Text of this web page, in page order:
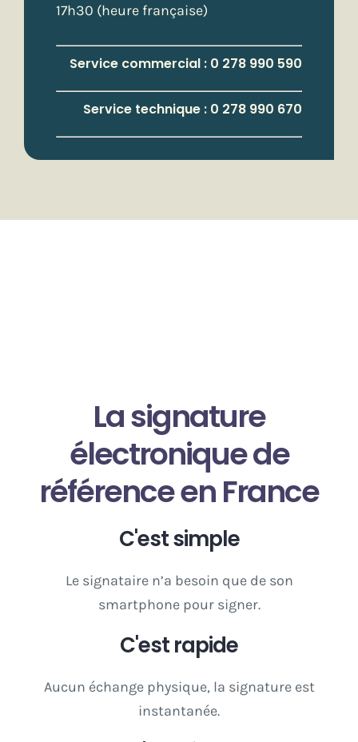
17h30 (heure française)
Service commercial : 0 278 990 590
Service technique : 0 278 990 670
La signature
électronique de
référence en France
C'est simple
Le signataire n’a besoin que de son
smartphone pour signer.
C'est rapide
Aucun échange physique, la signature est
instantanée.